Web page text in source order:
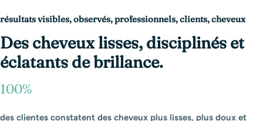
résultats visibles, observés, professionnels, clients, cheveux
Des cheveux lisses, disciplinés et
éclatants de brillance.
100%
des clientes constatent des cheveux plus lisses, plus doux et